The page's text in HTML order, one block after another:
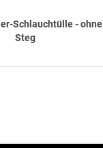
Schlauchtülle - ohne
Steg